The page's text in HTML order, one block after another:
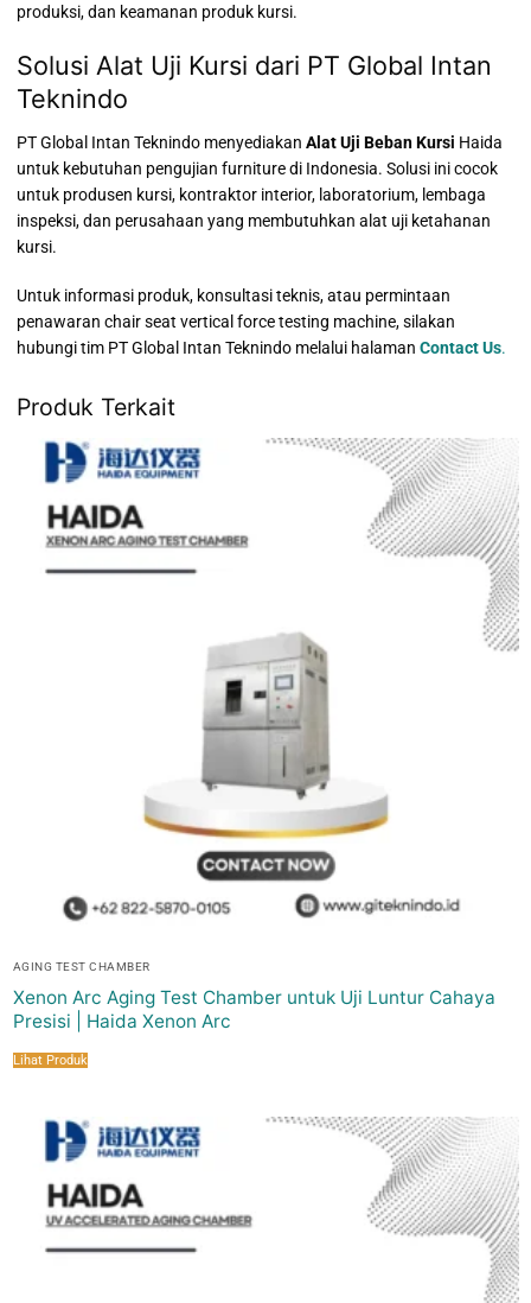
produksi, dan keamanan produk kursi.
Solusi Alat Uji Kursi dari PT Global Intan
Teknindo
PT Global Intan Teknindo menyediakan Alat Uji Beban Kursi Haida
untuk kebutuhan pengujian furniture di Indonesia. Solusi ini cocok
untuk produsen kursi, kontraktor interior, laboratorium, lembaga
inspeksi, dan perusahaan yang membutuhkan alat uji ketahanan
kursi.
Untuk informasi produk, konsultasi teknis, atau permintaan
penawaran chair seat vertical force testing machine, silakan
hubungi tim PT Global Intan Teknindo melalui halaman Contact Us.
Produk Terkait
AGING TEST CHAMBER
Xenon Arc Aging Test Chamber untuk Uji Luntur Cahaya
Presisi | Haida Xenon Arc
Lihat Produk